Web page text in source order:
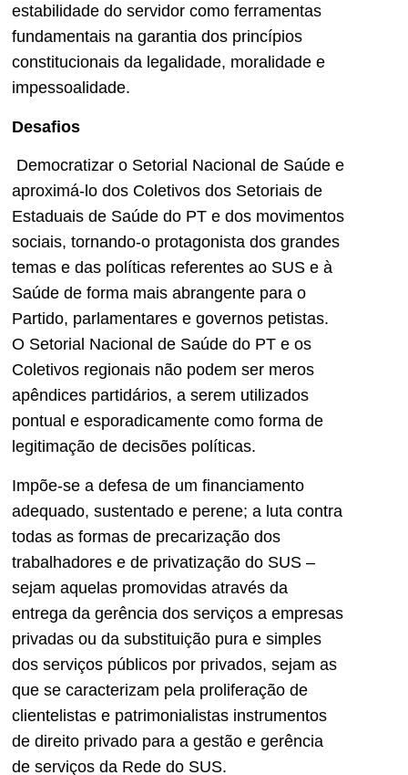
estabilidade do servidor como ferramentas
fundamentais na garantia dos princípios
constitucionais da legalidade, moralidade e
impessoalidade.
Desafios
Democratizar o Setorial Nacional de Saúde e
aproximá-lo dos Coletivos dos Setoriais de
Estaduais de Saúde do PT e dos movimentos
sociais, tornando-o protagonista dos grandes
temas e das políticas referentes ao SUS e à
Saúde de forma mais abrangente para o
Partido, parlamentares e governos petistas.
O Setorial Nacional de Saúde do PT e os
Coletivos regionais não podem ser meros
apêndices partidários, a serem utilizados
pontual e esporadicamente como forma de
legitimação de decisões políticas.
Impõe-se a defesa de um financiamento
adequado, sustentado e perene; a luta contra
todas as formas de precarização dos
trabalhadores e de privatização do SUS –
sejam aquelas promovidas através da
entrega da gerência dos serviços a empresas
privadas ou da substituição pura e simples
dos serviços públicos por privados, sejam as
que se caracterizam pela proliferação de
clientelistas e patrimonialistas instrumentos
de direito privado para a gestão e gerência
de serviços da Rede do SUS.